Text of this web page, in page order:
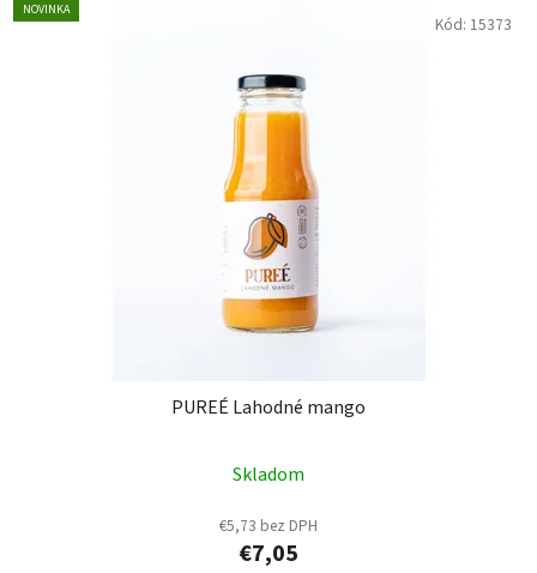
NOVINKA
PUREÉ Lahodné mango
Skladom
€5,73 bez DPH
€7,05
Kód: 15373